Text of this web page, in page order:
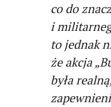
co do
i
to jednak
że akcja
była